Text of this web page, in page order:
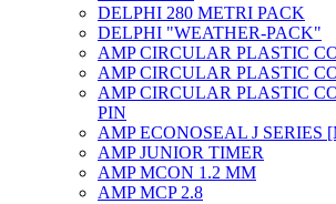
DELPHI 280 METRI PACK
DELPHI "WEATHER-PACK"
AMP CIRCULAR PLASTIC
AMP CIRCULAR PLASTIC
AMP CIRCULAR PLASTIC
PIN
AMP ECONOSEAL J SERIES
AMP JUNIOR TIMER
AMP MCON 1.2 MM
AMP MCP 2.8